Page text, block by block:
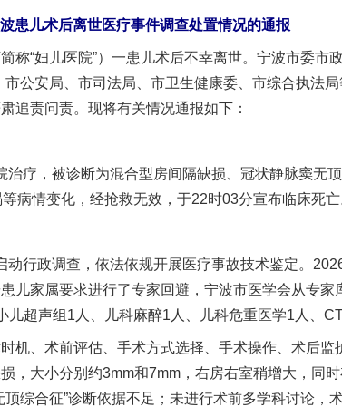
患儿术后离世医疗事件调查处置情况的通报
“妇儿医院”）一患儿术后不幸离世。宁波市委市
市公安局、市司法局、市卫生健康委、市综合执法
追责问责。现将有关情况通报如下：
，被诊断为混合型房间隔缺损、冠状静脉窦无顶
病情变化，经抢救无效，于22时03分宣布临床死亡
政调查，依法依规开展医疗事故技术鉴定。
儿家属要求进行了专家回避，宁波市医学会从专家
超声组1人、儿科麻醉1人、儿科危重医学1人、
、术前评估、手术方式选择、手术操作、术后监
，大小分别约3mm和7mm，右房右室稍增大，同
综合征”诊断依据不足；未进行术前多学科讨论，